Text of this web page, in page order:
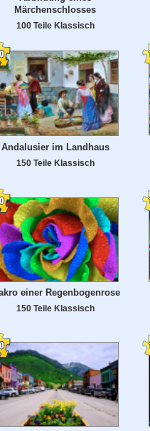
Märchenschlosses
100 Teile Klassisch
Andalusier im Landhaus
150 Teile Klassisch
einer Regenbogenrose
150 Teile Klassisch